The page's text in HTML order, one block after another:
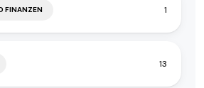
FINANZEN 1
13